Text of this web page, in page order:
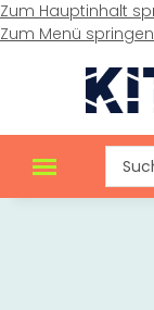
Zum Hauptinhalt
Zum Menü springen